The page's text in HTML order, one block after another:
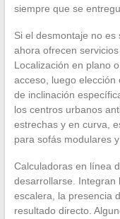
siempre que se
Si el desmontaje no
ahora ofrecen servicios
Localización en plano
acceso, luego
de inclinación
los centros urbanos
estrechas y en curva,
para sofás modulares
Calculadoras en línea
desarrollarse. Integran
escalera, la presencia
resultado directo.